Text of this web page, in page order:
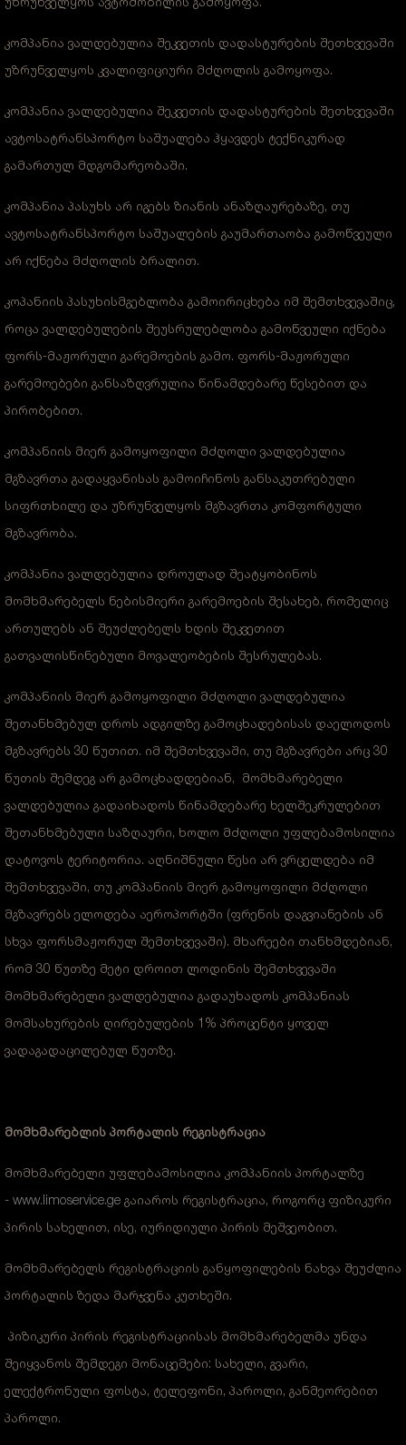
კომპანია ვალდებულია შეკვეთის დადასტურების შეთხვევაში
უზრუნველყოს კვალიფიციური მძღოლის გამოყოფა.
კომპანია ვალდებულია შეკვეთის დადასტურების შეთხვევაში
ავტოსატრანსპორტო საშუალება ჰყავდეს ტექნიკურად
გამართულ მდგომარეობაში.
კომპანია პასუხს არ იგებს ზიანის ანაზღაურებაზე, თუ
ავტოსატრანსპორტო საშუალების გაუმართაობა გამოწვეული
არ იქნება მძღოლის ბრალით.
კოპანიის პასუხისმგებლობა გამოირიცხება იმ შემთხვევაშიც,
როცა ვალდებულების შეუსრულებლობა გამოწვეული იქნება
ფორს-მაჟორული გარემოების გამო. ფორს-მაჟორული
გარემოებები განსაზღვრულია წინამდებარე წესებით და
პირობებით.
კომპანიის მიერ გამოყოფილი მძღოლი ვალდებულია
მგზავრთა გადაყვანისას გამოიჩინოს განსაკუთრებული
სიფრთხილე და უზრუნველყოს მგზავრთა კომფორტული
მგზავრობა.
კომპანია ვალდებულია დროულად შეატყობინოს
მომხმარებელს ნებისმიერი გარემოების შესახებ, რომელიც
ართულებს ან შეუძლებელს ხდის შეკვეთით
გათვალისწინებული მოვალეობების შესრულებას.
კომპანიის მიერ გამოყოფილი მძღოლი ვალდებულია
შეთანხმებულ დროს ადგილზე გამოცხადებისას დაელოდოს
მგზავრებს 30 წუთით. იმ შემთხვევაში, თუ მგზავრები არც 30
წუთის შემდეგ არ გამოცხადდებიან, მომხმარებელი
ვალდებულია გადაიხადოს წინამდებარე ხელშეკრულებით
შეთანხმებული საზღაური, ხოლო მძღოლი უფლებამოსილია
დატოვოს ტერიტორია. აღნიშნული წესი არ ვრცელდება იმ
შემთხვევაში, თუ კომპანიის მიერ გამოყოფილი მძღოლი
მგზავრებს ელოდება აეროპორტში (ფრენის დაგვიანების ან
სხვა ფორსმაჟორულ შემთხვევაში). მხარეები თანხმდებიან,
რომ 30 წუთზე მეტი დროით ლოდინის შემთხვევაში
მომხმარებელი ვალდებულია გადაუხადოს კომპანიას
მომსახურების ღირებულების 1% პროცენტი ყოველ
ვადაგადაცილებულ წუთზე.
მომხმარებლის პორტალის რეგისტრაცია
მომხმარებელი უფლებამოსილია კომპანიის პორტალზე
- www.limoservice.ge გაიაროს რეგისტრაცია, როგორც ფიზიკური
პირის სახელით, ისე, იურიდიული პირის მეშვეობით.
მომხმარებელს რეგისტრაციის განყოფილების ნახვა შეუძლია
პორტალის ზედა მარჯვენა კუთხეში.
პიზიკური პირის რეგისტრაციისას მომხმარებელმა უნდა
შეიყვანოს შემდეგი მონაცემები: სახელი, გვარი,
ელექტრონული ფოსტა, ტელეფონი, პაროლი, განმეორებით
პაროლი.